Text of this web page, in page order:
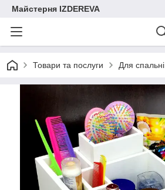
Майстерня IZDEREVA
Товари та послуги Для спальні